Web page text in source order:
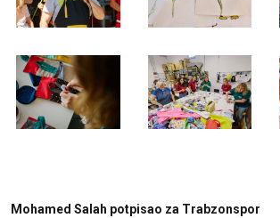
Mohamed Salah potpisao za Trabzonspor